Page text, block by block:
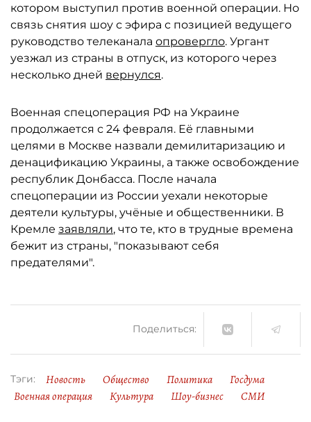
котором выступил против военной операции. Но
связь снятия шоу с эфира с позицией ведущего
руководство телеканала опровергло. Ургант
уезжал из страны в отпуск, из которого через
несколько дней вернулся.
Военная спецоперация РФ на Украине
продолжается с 24 февраля. Её главными
целями в Москве назвали демилитаризацию и
денацификацию Украины, а также освобождение
республик Донбасса. После начала
спецоперации из России уехали некоторые
деятели культуры, учёные и общественники. В
Кремле заявляли, что те, кто в трудные времена
бежит из страны, "показывают себя
предателями".
Поделиться:
Тэги: Новость Общество Политика
Госдума
Военная операция
Культура Шоу-бизнес СМИ